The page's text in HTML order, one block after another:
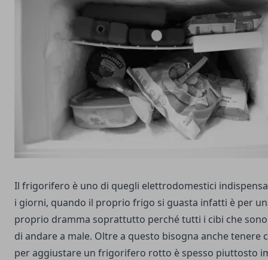
Il frigorifero è uno di quegli elettrodomestici
i giorni, quando il proprio frigo si guasta infatti è per
proprio dramma soprattutto perché tutti i cibi che
di andare a male. Oltre a questo bisogna anche tenere
per aggiustare un frigorifero rotto è spesso piuttosto